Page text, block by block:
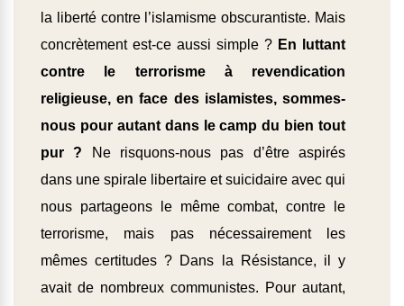
la liberté contre l’islamisme obscurantiste. Mais
concrètement est-ce aussi simple ? En luttant
contre le terrorisme à revendication
religieuse, en face des islamistes, sommes-
nous pour autant dans le camp du bien tout
pur ? Ne risquons-nous pas d’être aspirés
dans une spirale libertaire et suicidaire avec qui
nous partageons le même combat, contre le
terrorisme, mais pas nécessairement les
mêmes certitudes ? Dans la Résistance, il y
avait de nombreux communistes. Pour autant,